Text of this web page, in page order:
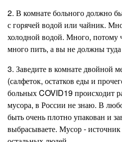
2. В комнате больного должно
с горячей водой или чайник.
холодной водой. Много, потому
много пить, а вы не должны
3. Заведите в комнате двойной
(салфеток, остатков еды и
больных COVID19 происходит
мусора, в России не знаю. В
быть очень плотно упакован и
выбрасываете. Мусор -